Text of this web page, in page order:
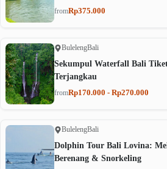
fromRp375.000
BulelengBali
Sekumpul Waterfall Bali
Terjangkau
fromRp170.000 - Rp270.000
BulelengBali
Dolphin Tour Bali Lovina:
Berenang & Snorkeling